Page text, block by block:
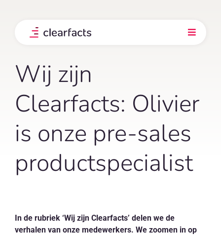
Toggle
Onze klanten
NL
Wij zijn
Clearfacts: Olivier
is onze pre-sales
productspecialist
In de rubriek ‘Wij zijn Clearfacts’ delen we de
verhalen van onze medewerkers. We zoomen in op